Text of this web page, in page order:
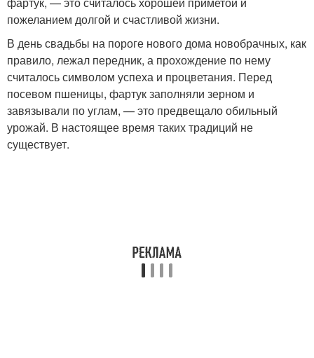
пожеланием долгой и счастливой жизни.
В день свадьбы на пороге нового дома новобрачных, как
правило, лежал передник, а прохождение по нему
считалось символом успеха и процветания. Перед
посевом пшеницы, фартук заполняли зерном и
завязывали по углам, — это предвещало обильный
урожай. В настоящее время таких традиций не
существует.